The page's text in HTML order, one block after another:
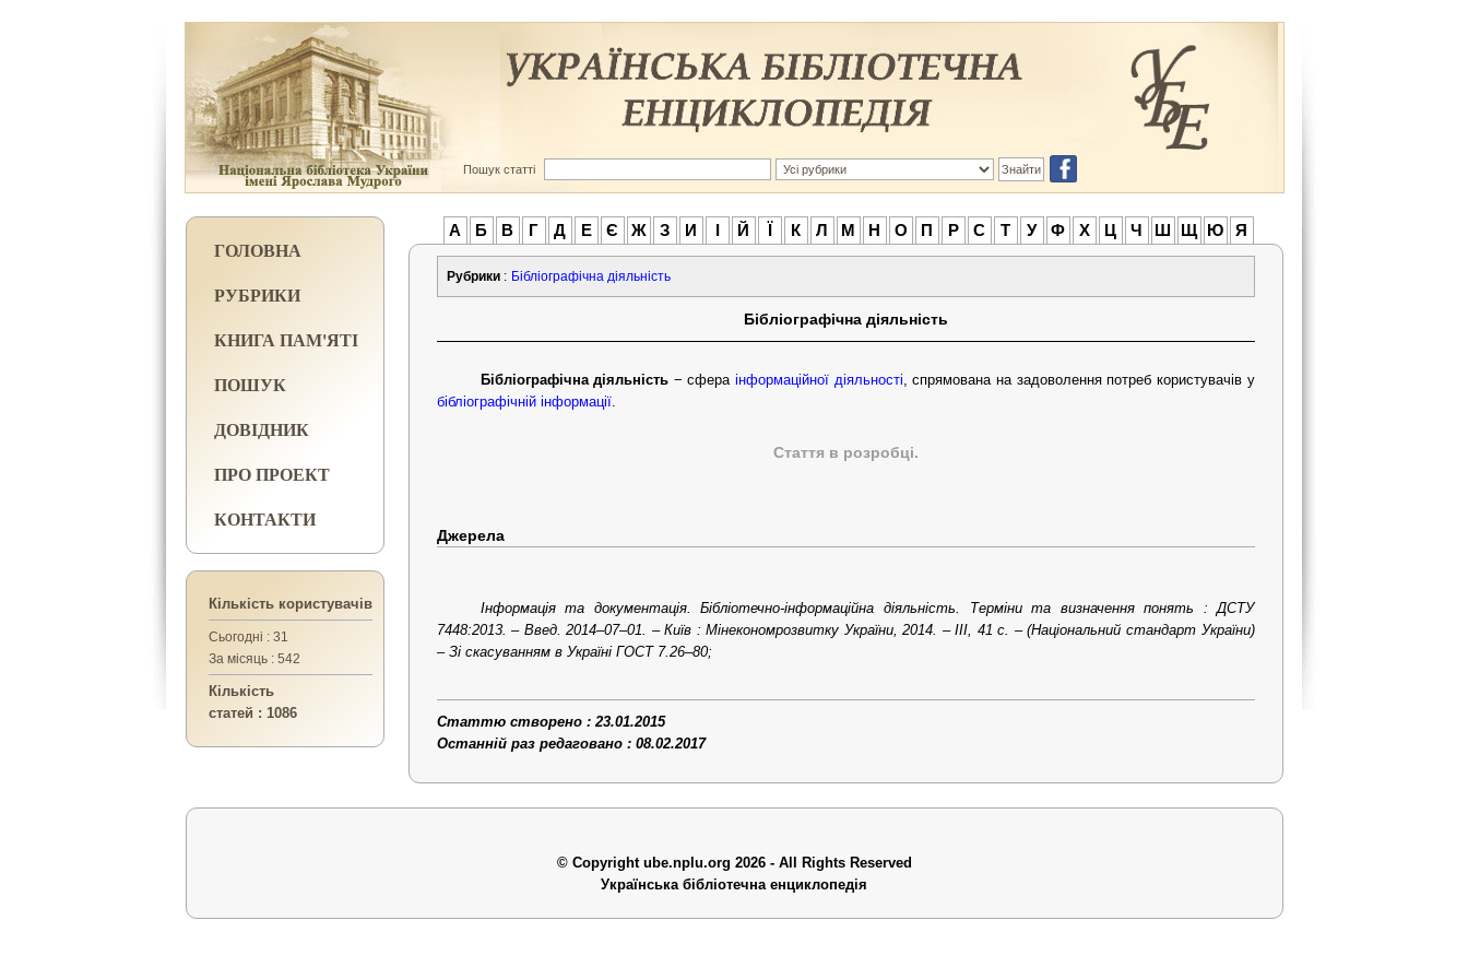
Пошук статті
ГОЛОВНА
РУБРИКИ
КНИГА ПАМ'ЯТІ
ПОШУК
ДОВІДНИК
ПРО ПРОЕКТ
КОНТАКТИ
Кількість користувачів
Сьогодні : 31
За місяць : 542
Кількість
статей : 1086
А Б В Г Д Е Є Ж З И І Й Ї К Л М Н О П Р С Т У Ф Х Ц Ч Ш Щ Ю Я
Рубрики: Бібліографічна діяльність
Бібліографічна діяльність
Бібліографічна діяльність − сфераінформаційної діяльності, спрямована на задоволення потреб користувачів у
бібліографічній інформації.
Стаття в розробці.
Джерела
Інформація та документація. Бібліотечно-інформаційна діяльність. Терміни та визначення понять : ДСТУ
7448:2013. – Введ. 2014–07–01. – Київ : Мінекономрозвитку України, 2014. –III, 41 с. – (Національний стандарт України)
– Зі скасуванням в Україні ГОСТ 7.26–80;
Статтю створено : 23.01.2015
Останній раз редаговано : 08.02.2017
© Copyright ube.nplu.org 2026 - All Rights Reserved
Українська бібліотечна енциклопедія